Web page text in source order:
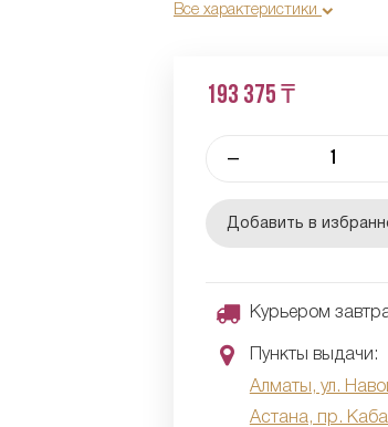
Все характеристики
193 375 ₸
–
Добавить в
Курьером
Пункты выдачи:
Алматы, ул.
Астана, пр.